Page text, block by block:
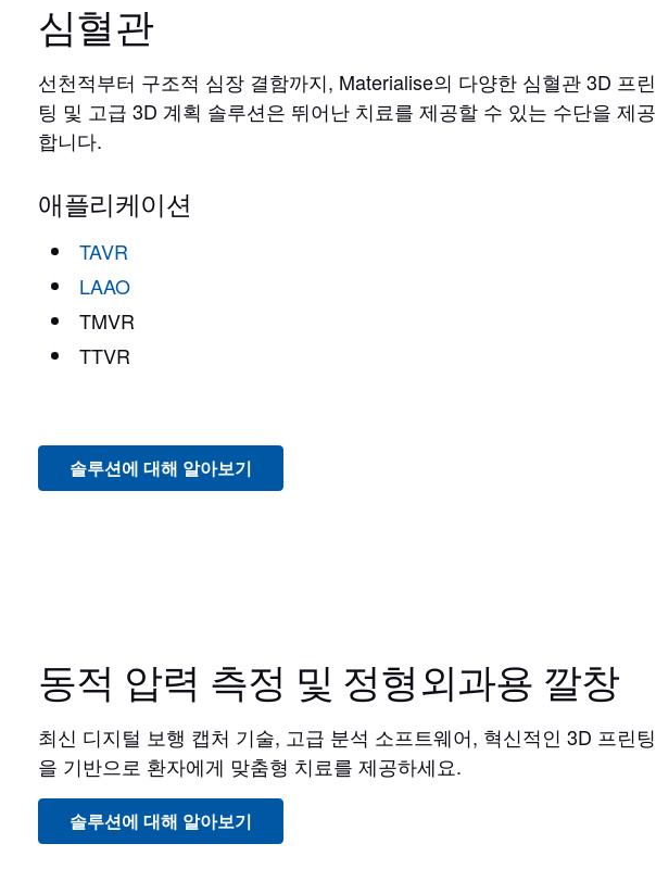
심혈관
선천적부터 구조적 심장 결함까지, Materialise의 다양한 심혈관 3D 프린
팅 및 고급 3D 계획 솔루션은 뛰어난 치료를 제공할 수 있는 수단을 제공
합니다.
애플리케이션
TAVR
LAAO
TMVR
TTVR
솔루션에 대해 알아보기
동적 압력 측정 및 정형외과용 깔창
최신 디지털 보행 캡처 기술, 고급 분석 소프트웨어, 혁신적인 3D 프린팅
을 기반으로 환자에게 맞춤형 치료를 제공하세요.
솔루션에 대해 알아보기